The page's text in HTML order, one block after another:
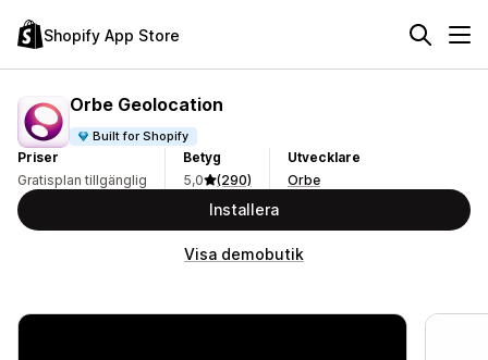
Shopify App Store
Orbe Geolocation
Built for Shopify
Priser
Gratisplan tillgänglig
Betyg
5,0
(290)
Utvecklare
Orbe
Installera
Visa demobutik